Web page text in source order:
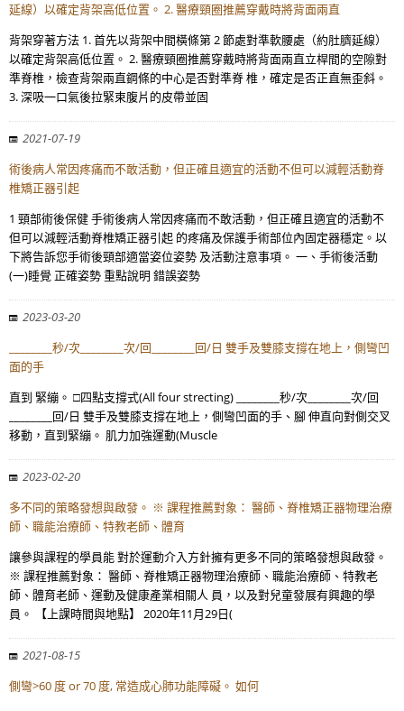
延線）以確定背架高低位置。 2. 醫療頸圈推薦穿戴時將背面兩直
背架穿著方法 1. 首先以背架中間橫條第 2 節處對準軟腰處（約肚臍延線）
以確定背架高低位置。 2. 醫療頸圈推薦穿戴時將背面兩直立桿間的空隙對
準脊椎，檢查背架兩直鋼條的中心是否對準脊 椎，確定是否正直無歪斜。
3. 深吸一口氣後拉緊束腹片的皮帶並固
2021-07-19
術後病人常因疼痛而不敢活動，但正確且適宜的活動不但可以減輕活動脊
椎矯正器引起
1 頸部術後保健 手術後病人常因疼痛而不敢活動，但正確且適宜的活動不
但可以減輕活動脊椎矯正器引起 的疼痛及保護手術部位內固定器穩定。以
下將告訴您手術後頸部適當姿位姿勢 及活動注意事項。 一、手術後活動
(一)睡覺 正確姿勢 重點說明 錯誤姿勢
2023-03-20
________秒/次________次/回________回/日 雙手及雙膝支撐在地上，側彎凹
面的手
直到 緊繃。 □四點支撐式(All four strecting) ________秒/次________次/回
________回/日 雙手及雙膝支撐在地上，側彎凹面的手、腳 伸直向對側交叉
移動，直到緊繃。 肌力加強運動(Muscle
2023-02-20
多不同的策略發想與啟發。 ※ 課程推薦對象： 醫師、脊椎矯正器物理治療
師、職能治療師、特教老師、體育
讓參與課程的學員能 對於運動介入方針擁有更多不同的策略發想與啟發。
※ 課程推薦對象： 醫師、脊椎矯正器物理治療師、職能治療師、特教老
師、體育老師、運動及健康產業相關人 員，以及對兒童發展有興趣的學
員。 【上課時間與地點】 2020年11月29日(
2021-08-15
側彎>60 度 or 70 度, 常造成心肺功能障礙。 如何